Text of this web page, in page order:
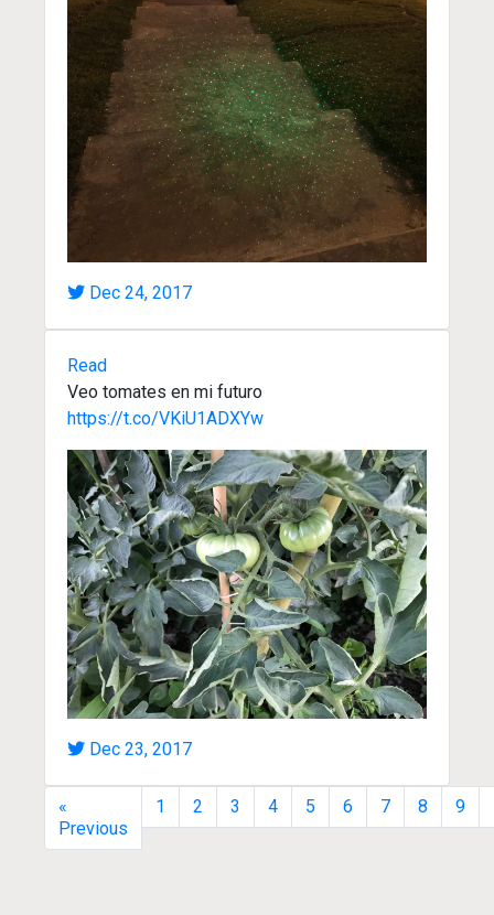
Dec 24, 2017
Read
Veo tomates en mi futuro
https://t.co/VKiU1ADXYw
Dec 23, 2017
«
Previous
1 2 3 4 5 6 7 8 9